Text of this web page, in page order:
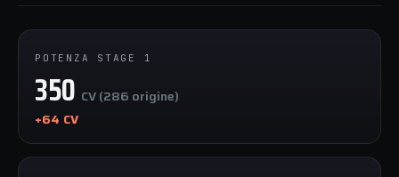
POTENZA STAGE 1
350 CV (286 origine)
+64 CV